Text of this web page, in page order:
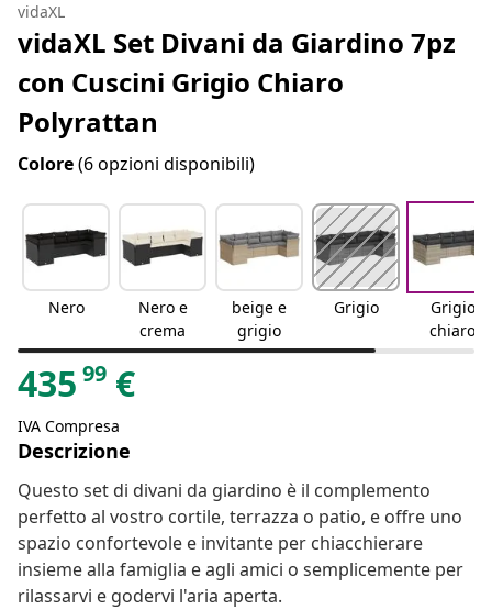
vidaXL
vidaXL Set Divani da Giardino 7pz
con Cuscini Grigio Chiaro
Polyrattan
Colore(6 opzioni disponibili)
Nero
Nero e
crema
beige e
grigio
Grigio
Grigio
chiaro
435 99 €
IVA Compresa
Descrizione
Questo set di divani da giardino è il complemento
perfetto al vostro cortile, terrazza o patio, e offre uno
spazio confortevole e invitante per chiacchierare
insieme alla famiglia e agli amici o semplicemente per
rilassarvi e godervi l'aria aperta.